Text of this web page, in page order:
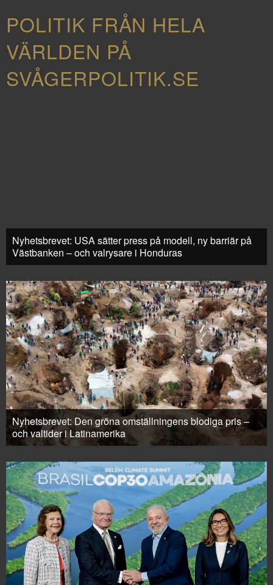
POLITIK FRÅN HELA
VÄRLDEN PÅ
SVÅGERPOLITIK.SE
Nyhetsbrevet: USA sätter press på modell, ny barriär på
Västbanken – och valrysare i Honduras
Nyhetsbrevet: Den gröna omställningens blodiga pris –
och valtider i Latinamerika